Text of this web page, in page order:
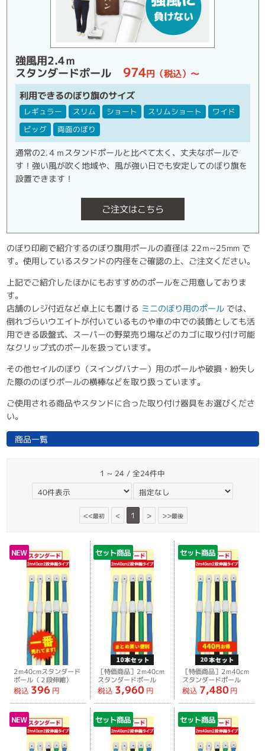
強風用2.4ｍ
スタンダードポール
974円（税込）～
利用できるのぼり旗のサイズ
レギュラー スリム ショート スリムショート
ワイド
ビッグ
両面のぼり
通常の2.４ｍスタンドポールと比べて太く、丈夫なポールで
す！強い風が吹く地域や、風が強い日でも安定してのぼり旗を
設置できます！
ご注文はこちら
のぼり印刷で紹介するのぼり旗用ポールの直径は 22ｍ~25mm で
す。使用しているスタンドの内径をご確認の上、ご注文ください。
上記でご紹介したほかにもおすすめのポールをご用意しておりま
す。
店舗のレジ付近など卓上にも置ける ミニのぼり用のポールでは、
倒れづらいウエイトが付いているものや車の中での装飾としても活
用できる吸盤式、スーパーの野菜売り場などのカゴに取り付け可能
なクリップ式のポールを扱っています。
その他セイルのぼり（スイングバナー）用のポールや破損・紛失し
た際ののぼりポールの横棒などを取り扱っています。
ご使用される商品やスタンドに合った取り付け器具をお選びくださ
い。
商品一覧
1 ~ 24 / 全24件中
<<最初 < 1 > >>最後
NEW
2ｍ40cmスタンダード
ポール（２段伸縮）
税込 396 円
セット商品
［特価商品］2ｍ40cm
スタンダードポール
（２段伸縮）［10本セ
ット］
税込 3,960 円
セット商品
［特価商品］2ｍ40cm
スタンダードポール
（２段伸縮）［20本セ
ット］
税込 7,480 円
NEW セット商品 セット商品